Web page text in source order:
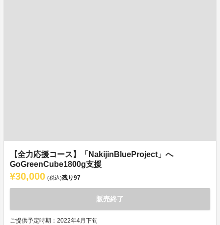
【全力応援コース】「NakijinBlueProject」へ
GoGreenCube1800g支援
¥30,000 (税込)残り97
販売終了
ご提供予定時期：2022年4月下旬